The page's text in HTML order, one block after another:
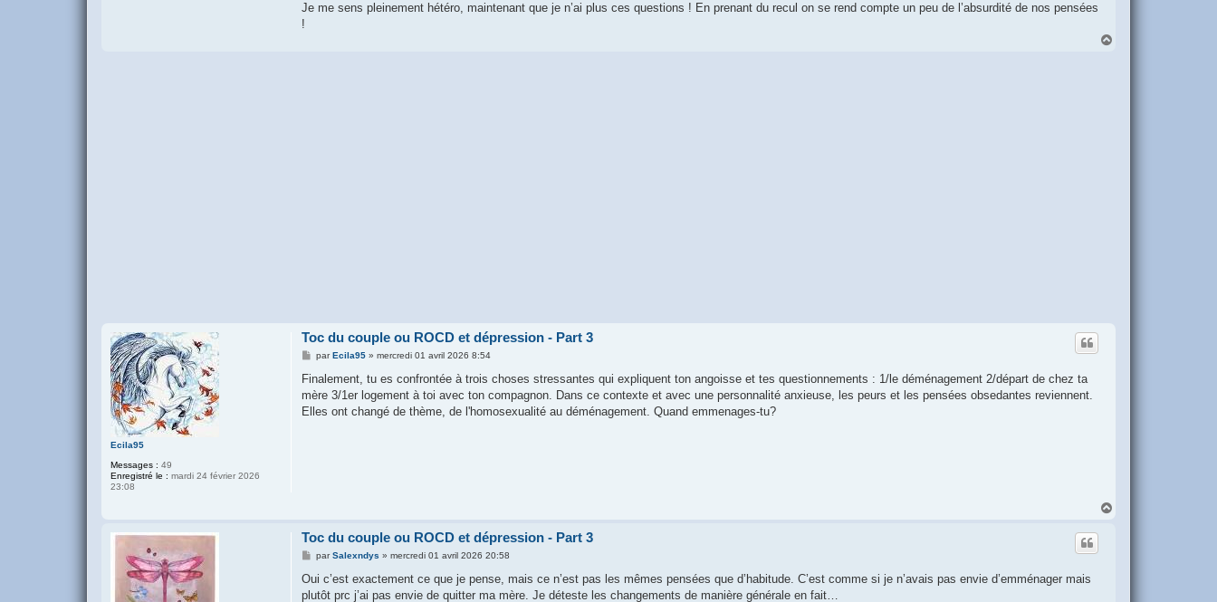
Je me sens pleinement hétéro, maintenant que je n’ai plus ces questions ! En prenant du recul on se rend compte un peu de l’absurdité de nos pensées
!
Ecila95
Messages : 49
Enregistré le : mardi 24 février 2026
23:08
Toc du couple ou ROCD et dépression - Part 3
M
s
a
g
parEcila95» mercredi 01 avril 2026 8:54
Finalement, tu es confrontée à trois choses stressantes qui expliquent ton angoisse et tes questionnements : 1/le déménagement 2/départ de chez ta
mère 3/1er logement à toi avec ton compagnon. Dans ce contexte et avec une personnalité anxieuse, les peurs et les pensées obsedantes reviennent.
Elles ont changé de thème, de l'homosexualité au déménagement. Quand emmenages-tu?
Toc du couple ou ROCD et dépression - Part 3
M
s
a
parSalexndys » mercredi 01 avril 2026 20:58
Oui c’est exactement ce que je pense, mais ce n’est pas les mêmes pensées que d’habitude. C’est comme si je n’avais pas envie d’emménager mais
plutôt prc j’ai pas envie de quitter ma mère. Je déteste les changements de manière générale en fait…